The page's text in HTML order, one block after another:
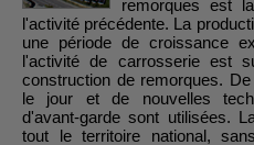
remorques est
l'activité précédente. La
une période de croissance
l'activité de carrosserie est
construction de remorques.
le jour et de nouvelles
d'avant-garde sont utilisées.
tout le territoire national,